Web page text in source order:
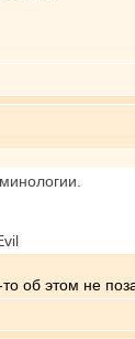
об этом не